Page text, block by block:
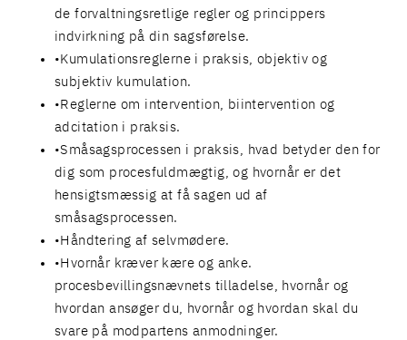
de forvaltningsretlige regler og princippers
indvirkning på din sagsførelse.
Kumulationsreglerne i praksis, objektiv og
subjektiv kumulation.
Reglerne om intervention, biintervention og
adcitation i praksis.
Småsagsprocessen i praksis, hvad betyder den for
dig som procesfuldmægtig, og hvornår er det
hensigtsmæssig at få sagen ud af
småsagsprocessen.
Håndtering af selvmødere.
Hvornår kræver kære og anke.
procesbevillingsnævnets tilladelse, hvornår og
hvordan ansøger du, hvornår og hvordan skal du
svare på modpartens anmodninger.